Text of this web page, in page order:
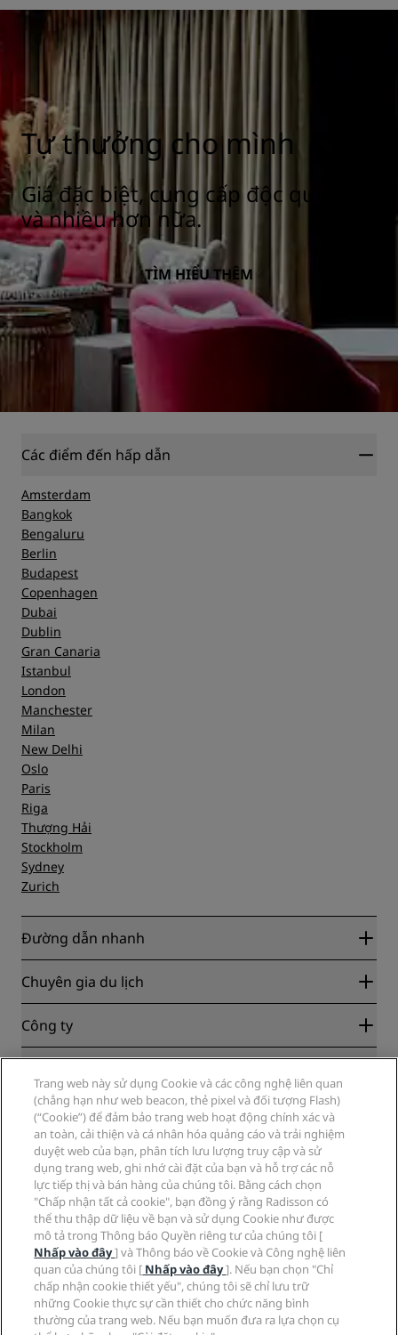
Tự thưởng cho mình
Giá đặc biệt, cung cấp độc quyền
và nhiều hơn nữa.
TÌM HIỂU THÊM
Các điểm đến hấp dẫn
Amsterdam
Bangkok
Bengaluru
Berlin
Budapest
Copenhagen
Dubai
Dublin
Gran Canaria
Istanbul
London
Manchester
Milan
New Delhi
Oslo
Paris
Riga
Thượng Hải
Stockholm
Sydney
Zurich
Đường dẫn nhanh
Radisson Rewards
Blog
Các điểm đến
Khách sạn mới và sắp ra mắt
Ứng dụng Radisson Hotels
Khách sạn được phê duyệt cho thể thao
Khách sạn Thân thiện với Gia đình
Sức khỏe và An toàn
Chuyên gia du lịch
Đối tác
Công ty
Radisson Hotel Group
Phương tiện truyền thông
Việc làm tại RHG
Việc làm tại PPHE
Việc làm tại EHL
The Club by RHG
Cơ hội Phát triển
Kinh doanh có Trách nhiệm
Thu mua
Trung tâm Quyền riêng tư
Thông báo pháp lý
Điều khoản và điều kiện của Radisson Rewards
Thỏa thuận sử dụng trang web
Khả năng truy cập Kỹ thuật số
Đạo luật Chống nô lệ Hiện đại
Trợ giúp
Cảnh báo người tiêu dùng
Liên hệ
Câu hỏi thường gặp
Sơ đồ trang web
Mạng xã hội
Thương hiệu Radisson Hotels
Trang web này sử dụng Cookie và các công nghệ liên quan
(chẳng hạn như web beacon, thẻ pixel và đối tượng Flash)
(“Cookie”) để đảm bảo trang web hoạt động chính xác và
an toàn, cải thiện và cá nhân hóa quảng cáo và trải nghiệm
duyệt web của bạn, phân tích lưu lượng truy cập và sử
dụng trang web, ghi nhớ cài đặt của bạn và hỗ trợ các nỗ
lực tiếp thị và bán hàng của chúng tôi. Bằng cách chọn
"Chấp nhận tất cả cookie", bạn đồng ý rằng Radisson có
thể thu thập dữ liệu về bạn và sử dụng Cookie như được
mô tả trong Thông báo Quyền riêng tư của chúng tôi [
Nhấp vào đây] và Thông báo về Cookie và Công nghệ liên
quan của chúng tôi [ Nhấp vào đây]. Nếu bạn chọn "Chỉ
chấp nhận cookie thiết yếu", chúng tôi sẽ chỉ lưu trữ
những Cookie thực sự cần thiết cho chức năng bình
thường của trang web. Nếu bạn muốn đưa ra lựa chọn cụ